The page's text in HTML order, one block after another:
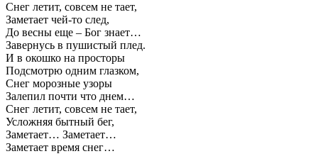
Снег летит, совсем не тает,
Заметает чей-то след,
До весны еще – Бог знает…
Завернусь в пушистый плед.
И в окошко на просторы
Подсмотрю одним глазком,
Снег морозные узоры
Залепил почти что днем…
Снег летит, совсем не тает,
Усложняя бытный бег,
Заметает… Заметает…
Заметает время снег…